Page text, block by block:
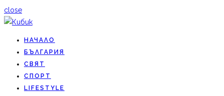
close
НАЧАЛО
БЪЛГАРИЯ
СВЯТ
СПОРТ
LIFESTYLE